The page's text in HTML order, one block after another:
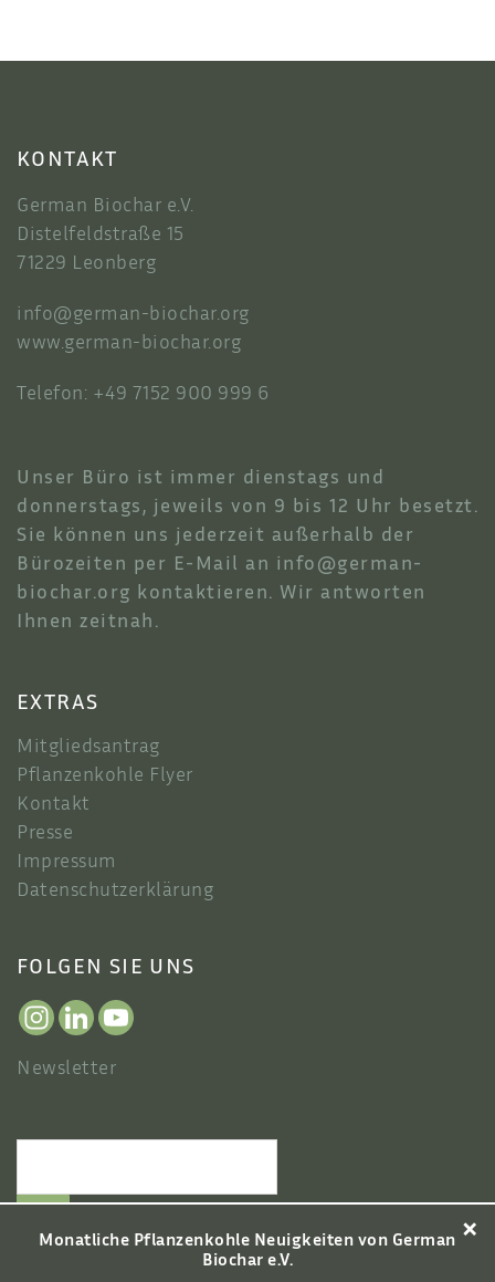
KONTAKT
German Biochar e.V.
Distelfeldstraße 15
71229 Leonberg
info@german-biochar.org
www.german-biochar.org
Telefon: +49 7152 900 999 6
Unser Büro ist immer dienstags und
donnerstags, jeweils von 9 bis 12 Uhr besetzt.
Sie können uns jederzeit außerhalb der
Bürozeiten per E-Mail an info@german-
biochar.org kontaktieren. Wir antworten
Ihnen zeitnah.
EXTRAS
Mitgliedsantrag
Pflanzenkohle Flyer
Kontakt
Presse
Impressum
Datenschutzerklärung
FOLGEN SIE UNS
Newsletter
Monatliche Pflanzenkohle Neuigkeiten von German
Biochar e.V.
×